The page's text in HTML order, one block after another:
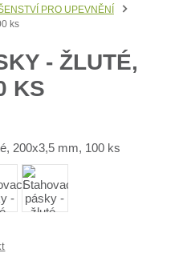
PRO UPEVNĚNÍ
ks
- ŽLUTÉ,
KS